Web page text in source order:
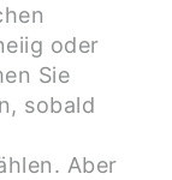
oder
Sie
sobald
Aber